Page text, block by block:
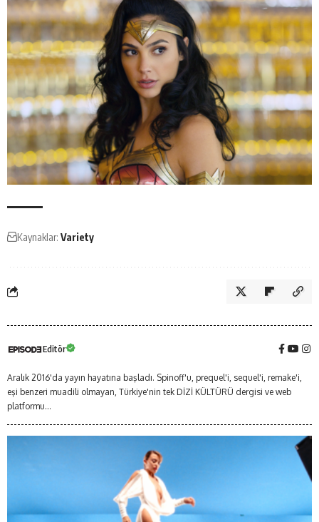
Kaynaklar: Variety
Editör
Aralık 2016'da yayın hayatına başladı. Spinoff'u, prequel'i, sequel'i, remake'i,
eşi benzeri muadili olmayan, Türkiye'nin tek DİZİ KÜLTÜRÜ dergisi ve web
platformu...